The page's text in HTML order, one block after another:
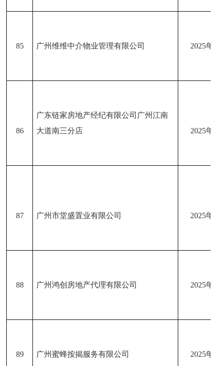
85 广州维维中介物业管理有限公司 2025年
86
广东链家房地产经纪有限公司广州江南
大道南三分店
2025年
87 广州市堂盛置业有限公司 2025年
88 广州鸿创房地产代理有限公司 2025年
89 广州蜜蜂按揭服务有限公司 2025年